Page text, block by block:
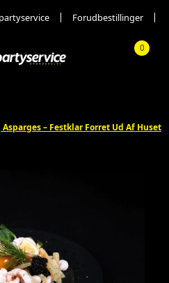
Forudbestillinger
0
– Festklar Forret Ud Af Huset